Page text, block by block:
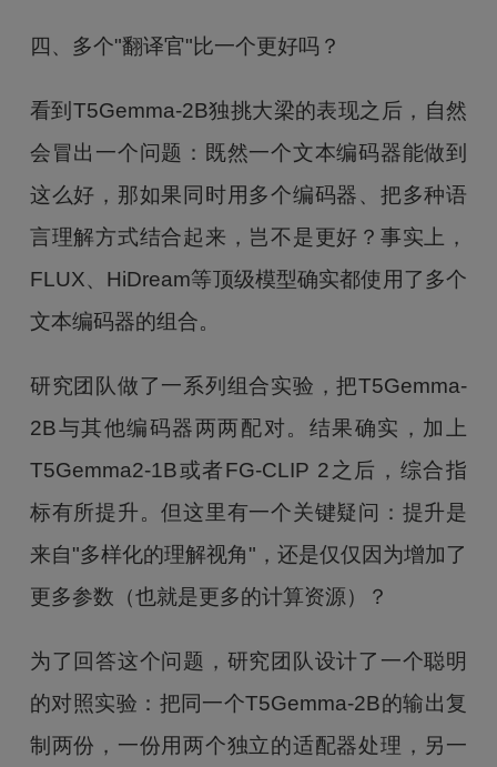
四、多个"翻译官"比一个更好吗？
看到T5Gemma-2B独挑大梁的表现之后，自然
会冒出一个问题：既然一个文本编码器能做到
这么好，那如果同时用多个编码器、把多种语
言理解方式结合起来，岂不是更好？事实上，
FLUX、HiDream等顶级模型确实都使用了多个
文本编码器的组合。
研究团队做了一系列组合实验，把T5Gemma-
2B与其他编码器两两配对。结果确实，加上
T5Gemma2-1B或者FG-CLIP 2之后，综合指
标有所提升。但这里有一个关键疑问：提升是
来自"多样化的理解视角"，还是仅仅因为增加了
更多参数（也就是更多的计算资源）？
为了回答这个问题，研究团队设计了一个聪明
的对照实验：把同一个T5Gemma-2B的输出复
制两份，一份用两个独立的适配器处理，另一